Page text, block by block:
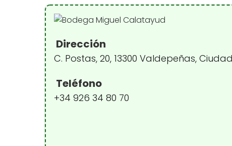
Dirección
C. Postas, 20, 13300 Valdepeñas,
Teléfono
+34 926 34 80 70